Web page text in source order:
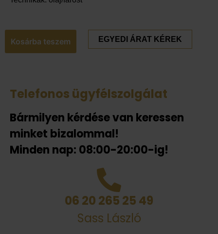
Kosárba teszem EGYEDI ÁRAT KÉREK
Telefonos ügyfélszolgálat
Bármilyen kérdése van keressen
minket bizalommal!
Minden nap: 08:00-20:00-ig!
06 20 265 25 49
Sass László